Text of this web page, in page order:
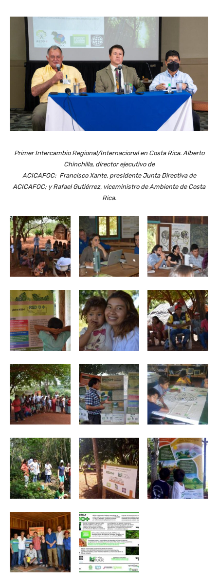
Primer Intercambio Regional/Internacional en Costa Rica. Alberto
Chinchilla, director ejecutivo de
ACICAFOC; Francisco Xante, presidente Junta Directiva de
ACICAFOC; y Rafael Gutiérrez, viceministro de Ambiente de Costa
Rica.